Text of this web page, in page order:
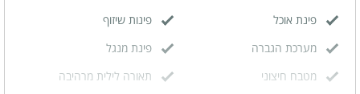
פינת אוכל
פינות שיזוף
מערכת הגברה
פינת מנגל
מטבח חיצוני
תאורה לילית מרהיבה